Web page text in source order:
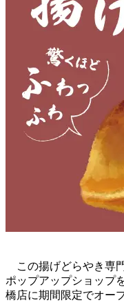
この揚げどらやき専
ポップアップショップ
橋店に期間限定でオー